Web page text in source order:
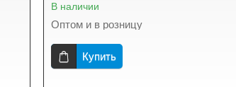
В наличии
Оптом и в розницу
Купить